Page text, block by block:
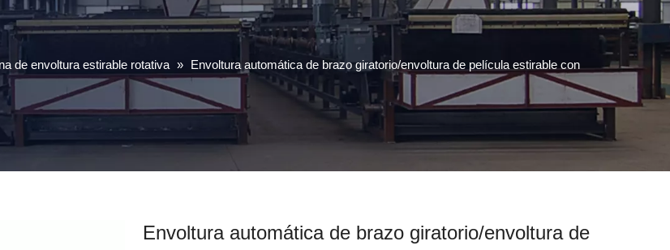
de envoltura estirable rotativa » Envoltura automática de brazo giratorio/envoltura de película estirable con
Envoltura automática de brazo giratorio/envoltura de